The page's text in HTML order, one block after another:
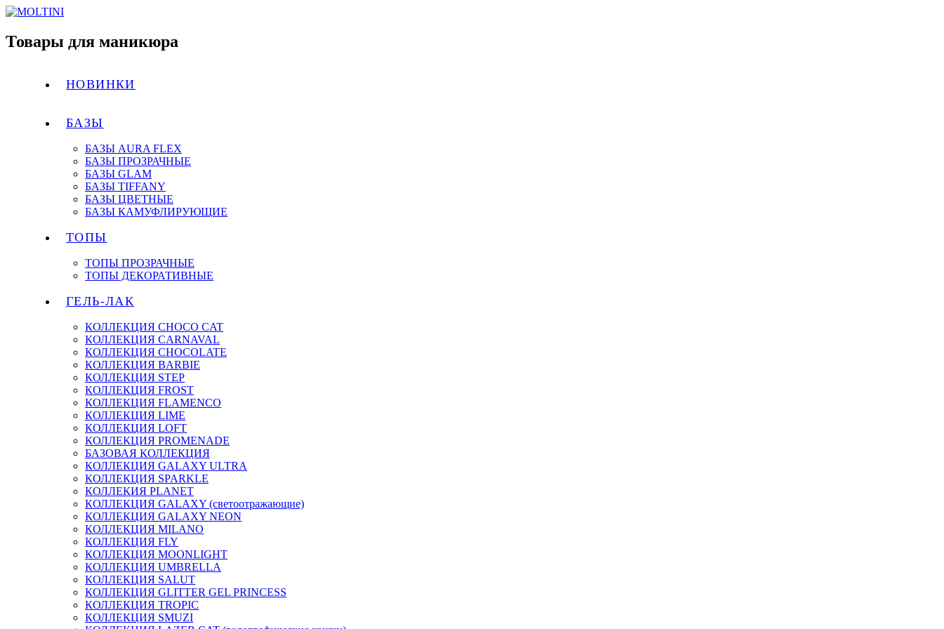
Товары для маникюра
НОВИНКИ
БАЗЫ
БАЗЫ AURA FLEX
БАЗЫ ПРОЗРАЧНЫЕ
БАЗЫ GLAM
БАЗЫ TIFFANY
БАЗЫ ЦВЕТНЫЕ
БАЗЫ КАМУФЛИРУЮЩИЕ
ТОПЫ
ТОПЫ ПРОЗРАЧНЫЕ
ТОПЫ ДЕКОРАТИВНЫЕ
ГЕЛЬ-ЛАК
КОЛЛЕКЦИЯ CHOCO CAT
КОЛЛЕКЦИЯ CARNAVAL
КОЛЛЕКЦИЯ CHOCOLATE
КОЛЛЕКЦИЯ BARBIE
КОЛЛЕКЦИЯ STEP
КОЛЛЕКЦИЯ FROST
КОЛЛЕКЦИЯ FLAMENCO
КОЛЛЕКЦИЯ LIME
КОЛЛЕКЦИЯ LOFT
КОЛЛЕКЦИЯ PROMENADE
БАЗОВАЯ КОЛЛЕКЦИЯ
КОЛЛЕКЦИЯ GALAXY ULTRA
КОЛЛЕКЦИЯ SPARKLE
КОЛЛЕКИЯ PLANET
КОЛЛЕКЦИЯ GALAXY (светоотражающие)
КОЛЛЕКЦИЯ GALAXY NEON
КОЛЛЕКЦИЯ MILANO
КОЛЛЕКЦИЯ FLY
КОЛЛЕКЦИЯ MOONLIGHT
КОЛЛЕКЦИЯ UMBRELLA
КОЛЛЕКЦИЯ SALUT
КОЛЛЕКЦИЯ GLITTER GEL PRINCESS
КОЛЛЕКЦИЯ TROPIC
КОЛЛЕКЦИЯ SMUZI